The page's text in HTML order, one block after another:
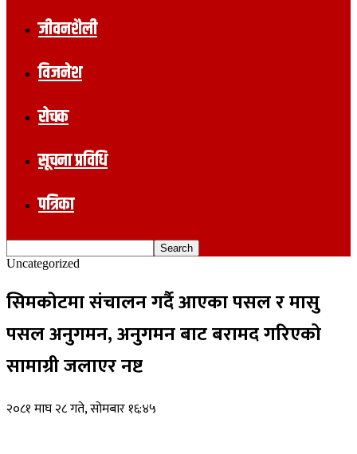
जीवनशैली
विजनेश
रोचक
सूचना प्रविधि
पत्रिका
Uncategorized
सिमकाेटमा संचालन गर्दै आएका पसल र मासु
पसल अनुगमन, अनुगमन बाट बरामद गरिएको
सामाग्री जलाएर नष्ट
२०८१ माघ २८ गते, सोमबार १६:४५